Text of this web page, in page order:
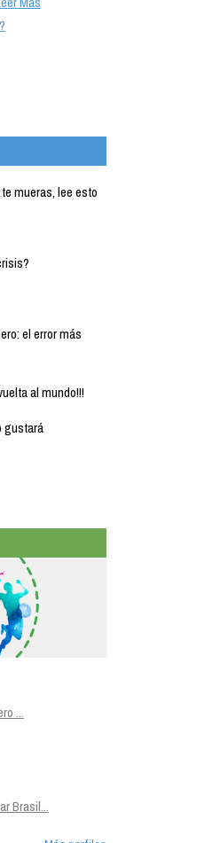
mueras, lee esto
el error más
al mundo!!!
gustará
...
Brasil...